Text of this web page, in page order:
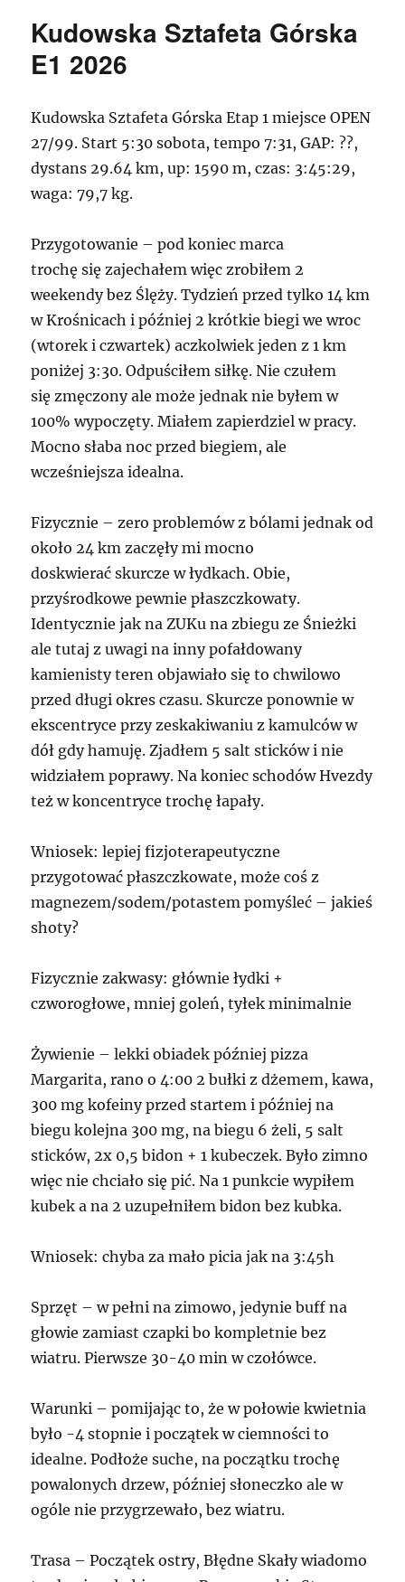
Kudowska Sztafeta Górska
E1 2026
Kudowska Sztafeta Górska Etap 1 miejsce OPEN
27/99. Start 5:30 sobota, tempo 7:31, GAP: ??,
dystans 29.64 km, up: 1590 m, czas: 3:45:29,
waga: 79,7 kg.
Przygotowanie – pod koniec marca
trochę się zajechałem więc zrobiłem 2
weekendy bez Ślęży. Tydzień przed tylko 14 km
w Krośnicach i później 2 krótkie biegi we wroc
(wtorek i czwartek) aczkolwiek jeden z 1 km
poniżej 3:30. Odpuściłem siłkę. Nie czułem
się zmęczony ale może jednak nie byłem w
100% wypoczęty. Miałem zapierdziel w pracy.
Mocno słaba noc przed biegiem, ale
wcześniejsza idealna.
Fizycznie – zero problemów z bólami jednak od
około 24 km zaczęły mi mocno
doskwierać skurcze w łydkach. Obie,
przyśrodkowe pewnie płaszczkowaty.
Identycznie jak na ZUKu na zbiegu ze Śnieżki
ale tutaj z uwagi na inny pofałdowany
kamienisty teren objawiało się to chwilowo
przed długi okres czasu. Skurcze ponownie w
ekscentryce przy zeskakiwaniu z kamulców w
dół gdy hamuję. Zjadłem 5 salt sticków i nie
widziałem poprawy. Na koniec schodów Hvezdy
też w koncentryce trochę łapały.
Wniosek: lepiej fizjoterapeutyczne
przygotować płaszczkowate, może coś z
magnezem/sodem/potastem pomyśleć – jakieś
shoty?
Fizycznie zakwasy: głównie łydki +
czworogłowe, mniej goleń, tyłek minimalnie
Żywienie – lekki obiadek później pizza
Margarita, rano o 4:00 2 bułki z dżemem, kawa,
300 mg kofeiny przed startem i później na
biegu kolejna 300 mg, na biegu 6 żeli, 5 salt
sticków, 2x 0,5 bidon + 1 kubeczek. Było zimno
więc nie chciało się pić. Na 1 punkcie wypiłem
kubek a na 2 uzupełniłem bidon bez kubka.
Wniosek: chyba za mało picia jak na 3:45h
Sprzęt – w pełni na zimowo, jedynie buff na
głowie zamiast czapki bo kompletnie bez
wiatru. Pierwsze 30-40 min w czołówce.
Warunki – pomijając to, że w połowie kwietnia
było -4 stopnie i początek w ciemności to
idealne. Podłoże suche, na początku trochę
powalonych drzew, później słoneczko ale w
ogóle nie przygrzewało, bez wiatru.
Trasa – Początek ostry, Błędne Skały wiadomo